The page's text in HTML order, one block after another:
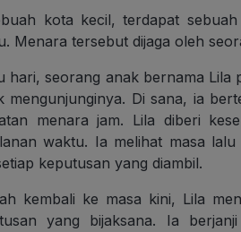
kota kecil, terdapat
Menara tersebut dijaga oleh
hari, seorang anak bernama Lila
mengunjunginya. Di sana, ia
menara jam. Lila diberi
waktu. Ia melihat masa
keputusan yang diambil.
kembali ke masa kini, Lila
yang bijaksana. Ia